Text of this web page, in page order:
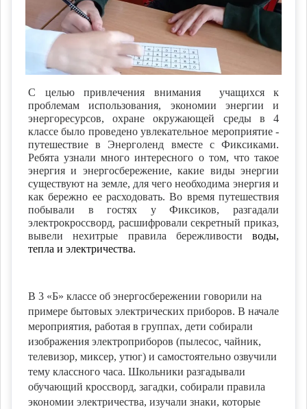
С целью привлечения внимания учащихся к
проблемам использования, экономии энергии и
энергоресурсов, охране окружающей среды в 4
классе было проведено увлекательное мероприятие -
путешествие в Энерголенд вместе с Фиксиками.
Ребята узнали много интересного о том, что такое
энергия и энергосбережение, какие виды энергии
существуют на земле, для чего необходима энергия и
как бережно ее расходовать. Во время путешествия
побывали в гостях у Фиксиков, разгадали
электрокроссворд, расшифровали секретный приказ,
вывели нехитрые правила бережливости воды,
тепла и электричества.
В 3 «Б» классе об энергосбережении говорили на
примере бытовых электрических приборов. В начале
мероприятия, работая в группах, дети собирали
изображения электроприборов (пылесос, чайник,
телевизор, миксер, утюг) и самостоятельно озвучили
тему классного часа. Школьники разгадывали
обучающий кроссворд, загадки, собирали правила
экономии электричества, изучали знаки, которые